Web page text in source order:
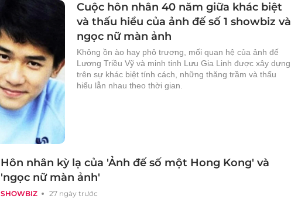
Cuộc hôn nhân 40 năm giữa khác biệt
và thấu hiểu của ảnh đế số 1 showbiz và
ngọc nữ màn ảnh
Không ồn ào hay phô trương, mối quan hệ của ảnh đế
Lương Triều Vỹ và minh tinh Lưu Gia Linh được xây dựng
trên sự khác biệt tính cách, những thăng trầm và thấu
hiểu lẫn nhau theo thời gian.
SHOWBIZ 27 ngày trước
Hôn nhân kỳ lạ của 'Ảnh đế số một Hong Kong' và
'ngọc nữ màn ảnh'